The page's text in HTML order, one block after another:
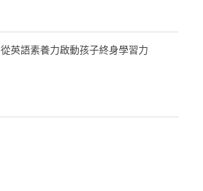
從英語素養力啟動孩子終身學習力